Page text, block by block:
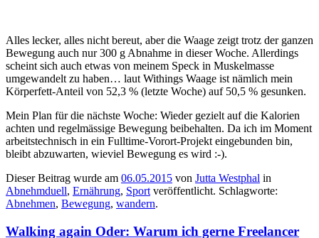
Alles lecker, alles nicht bereut, aber die Waage zeigt trotz der ganzen
Bewegung auch nur 300 g Abnahme in dieser Woche. Allerdings
scheint sich auch etwas von meinem Speck in Muskelmasse
umgewandelt zu haben… laut Withings Waage ist nämlich mein
Körperfett-Anteil von 52,3 % (letzte Woche) auf 50,5 % gesunken.
Mein Plan für die nächste Woche: Wieder gezielt auf die Kalorien
achten und regelmässige Bewegung beibehalten. Da ich im Moment
arbeitstechnisch in ein Fulltime-Vorort-Projekt eingebunden bin,
bleibt abzuwarten, wieviel Bewegung es wird :-).
Dieser Beitrag wurde am 06.05.2015 von Jutta Westphal in
Abnehmduell, Ernährung, Sport veröffentlicht. Schlagworte:
Abnehmen, Bewegung, wandern.
Walking again Oder: Warum ich gerne Freelancer